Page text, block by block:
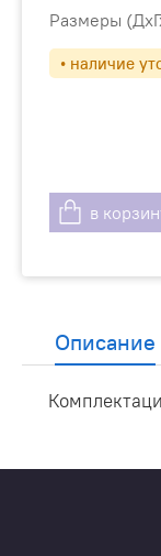
Размеры
• наличие
в
Описание